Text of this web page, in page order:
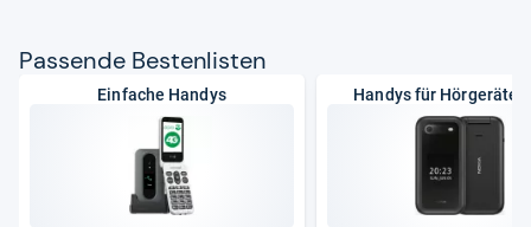
Pas­sende Bes­ten­lis­ten
Einfache Handys Handys für